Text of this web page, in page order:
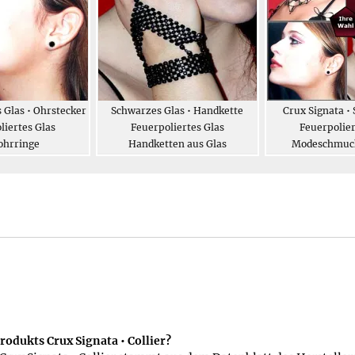
• Ohrstecker
Glas
Schwarzes Glas • Handkette
Feuerpoliertes Glas
Handketten aus Glas
Crux Signata •
Crux Signata • Collier?